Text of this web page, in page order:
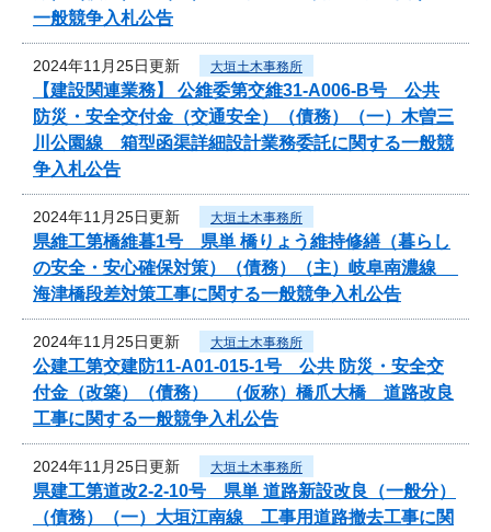
一般競争入札公告
2024年11月25日更新 大垣土木事務所
【建設関連業務】 公維委第交維31-A006-B号 公共
防災・安全交付金（交通安全）（債務）（一）木曽三
川公園線 箱型函渠詳細設計業務委託に関する一般競
争入札公告
2024年11月25日更新 大垣土木事務所
県維工第橋維暮1号 県単 橋りょう維持修繕（暮らし
の安全・安心確保対策）（債務）（主）岐阜南濃線
海津橋段差対策工事に関する一般競争入札公告
2024年11月25日更新 大垣土木事務所
公建工第交建防11-A01-015-1号 公共 防災・安全交
付金（改築）（債務） （仮称）橋爪大橋 道路改良
工事に関する一般競争入札公告
2024年11月25日更新 大垣土木事務所
県建工第道改2-2-10号 県単 道路新設改良（一般分）
（債務）（一）大垣江南線 工事用道路撤去工事に関